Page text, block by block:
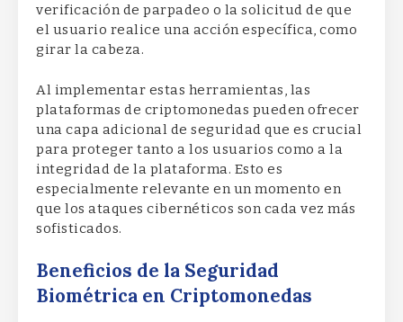
verificación de parpadeo o la solicitud de que
el usuario realice una acción específica, como
girar la cabeza.
Al implementar estas herramientas, las
plataformas de criptomonedas pueden ofrecer
una capa adicional de seguridad que es crucial
para proteger tanto a los usuarios como a la
integridad de la plataforma. Esto es
especialmente relevante en un momento en
que los ataques cibernéticos son cada vez más
sofisticados.
Beneficios de la Seguridad
Biométrica en Criptomonedas